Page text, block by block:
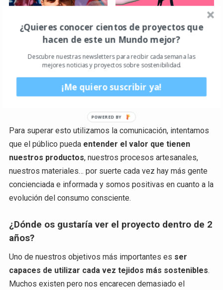
Para superar esto utilizamos la comunicación, intentamos
que el público pueda entender el valor que tienen
nuestros productos, nuestros procesos artesanales,
nuestros materiales… por suerte cada vez hay más gente
concienciada e informada y somos positivas en cuanto a la
evolución del consumo consciente.
¿Dónde os gustaría ver el proyecto dentro de 2
años?
Uno de nuestros objetivos más importantes es ser
capaces de utilizar cada vez tejidos más sostenibles.
Muchos existen pero nos encarecen demasiado el
¿Quieres conocer cientos de proyectos que
hacen de este un Mundo mejor?
Descubre nuestras newsletters para recibir cada semana las
mejores noticias y proyectos sobre sostenibilidad.
¡Me quiero suscribir ya!